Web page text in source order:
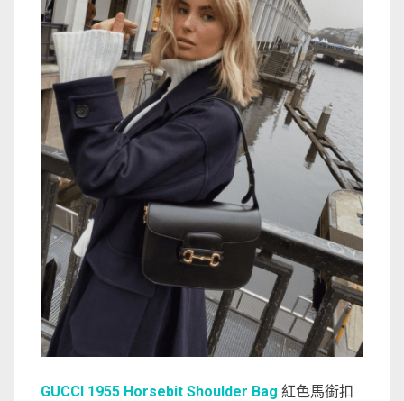
GUCCI 1955 Horsebit Shoulder Bag 紅色馬銜扣